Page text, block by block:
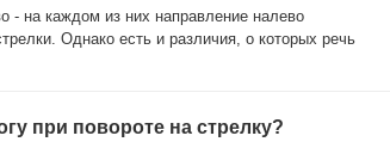
- на каждом из них направление налево
Однако есть и различия, о которых речь
при повороте на стрелку?